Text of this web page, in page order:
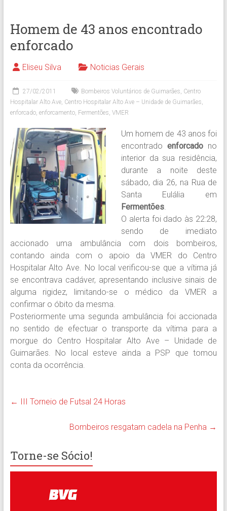
Homem de 43 anos encontrado
enforcado
Eliseu Silva Noticias Gerais
27/02/2011 Bombeiros Voluntários de Guimarães, Centro
Hospitalar Alto Ave, Centro Hospitalar Alto Ave – Unidade de Guimarães,
enforcado, enforcamento, Fermentões, VMER
Um homem de 43 anos foi
encontrado enforcadono
interior da sua residência,
durante a noite deste
sábado, dia 26, na Rua de
Santa Eulália em
Fermentões.
O alerta foi dado às 22:28,
sendo de imediato
accionado uma ambulância com dois bombeiros,
contando ainda com o apoio da VMER do Centro
Hospitalar Alto Ave. No local verificou-se que a vítima já
se encontrava cadáver, apresentando inclusive sinais de
alguma rigidez, limitando-se o médico da VMER a
confirmar o óbito da mesma.
Posteriormente uma segunda ambulância foi accionada
no sentido de efectuar o transporte da vítima para a
morgue do Centro Hospitalar Alto Ave – Unidade de
Guimarães. No local esteve ainda a PSP que tomou
conta da ocorrência.
← III Torneio de Futsal 24 Horas
Bombeiros resgatam cadela na Penha →
Torne-se Sócio!